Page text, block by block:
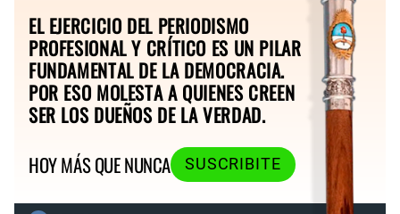
EL EJERCICIO DEL PERIODISMO
PROFESIONAL Y CRÍTICO ES UN PILAR
FUNDAMENTAL DE LA DEMOCRACIA.
POR ESO MOLESTA A QUIENES CREEN
SER LOS DUEÑOS DE LA VERDAD.
HOY MÁS QUE NUNCA
SUSCRIBITE